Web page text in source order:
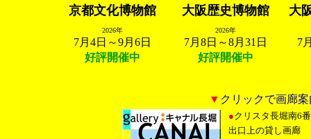
京都文化博物館 大阪歴史博物館 大
2026年
7月4日～9月6日
2026年
7月8日～8月31日
7
好評開催中
好評開催中
▼ クリックで画廊
●クリスタ長堀南6番
出口上の貸し画廊